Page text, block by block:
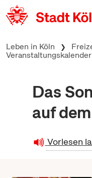
zum Inhalt springen
Leben in Köln
Veranstaltungskalender
Das
auf
Vorlesen